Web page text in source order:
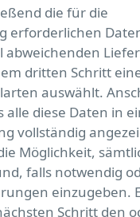
die für die
erforderlichen
dritten Schritt
auswählt.
alle diese Daten in
vollständig
Möglichkeit,
falls notwendig
einzugeben.
Schritt den